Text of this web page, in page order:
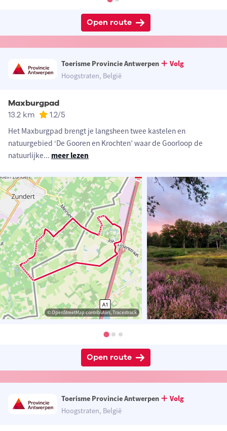
Open route
Toerisme Provincie Antwerpen
Volg
Hoogstraten, België
Maxburgpad
13.2 km 1.2/5
Het Maxburgpad brengt je langsheen twee kastelen en
natuurgebied ‘De Gooren en Krochten’ waar de Goorloop de
natuurlijke... meer lezen
© OpenStreetMap contributors, Tracestrack
Open route
Toerisme Provincie Antwerpen
Volg
Hoogstraten, België